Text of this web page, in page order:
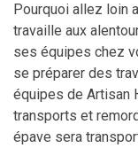
Pourquoi allez loin
travaille aux
ses équipes chez
se préparer des
équipes de Artisan
transports et
épave sera